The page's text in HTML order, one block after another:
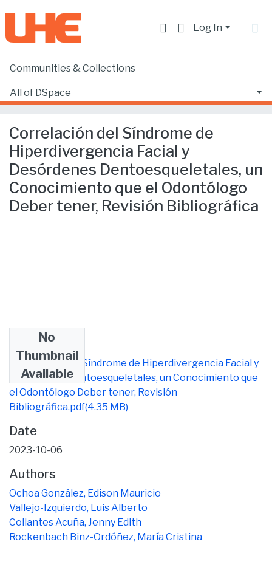
Log In
Communities & Collections
All of DSpace
Home
Correlación del Síndrome de Hiperdivergencia Facial y Desórdenes Dentoesqueletales, un Conocimiento que el Odontólogo Deber tener, Revisión Bibliográfica
Correlación del Síndrome de
Hiperdivergencia Facial y
Desórdenes Dentoesqueletales, un
Conocimiento que el Odontólogo
Deber tener, Revisión Bibliográfica
No
Thumbnail
Available
Correlación del Síndrome de Hiperdivergencia Facial y
Desórdenes Dentoesqueletales, un Conocimiento que
el Odontólogo Deber tener, Revisión
Bibliográfica.pdf(4.35 MB)
Date
2023-10-06
Authors
Ochoa González, Edison Mauricio
Vallejo-Izquierdo, Luis Alberto
Collantes Acuña, Jenny Edith
Rockenbach Binz-Ordóñez, María Cristina